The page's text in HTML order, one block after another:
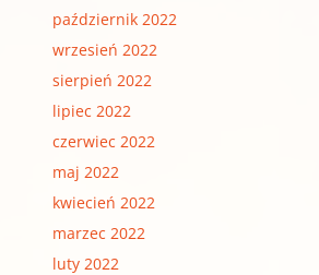
październik 2022
wrzesień 2022
sierpień 2022
lipiec 2022
czerwiec 2022
maj 2022
kwiecień 2022
marzec 2022
luty 2022